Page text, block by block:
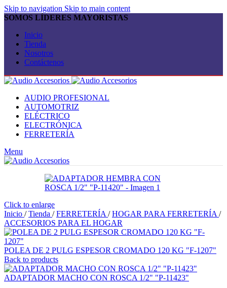
Skip to navigation Skip to main content
SOMOS LÍDERES MAYORISTAS
Inicio
Tienda
Nosotros
Contáctenos
AUDIO PROFESIONAL
AUTOMOTRIZ
ELÉCTRICO
ELECTRÓNICA
FERRETERÍA
Menu
Click to enlarge
Inicio / Tienda / FERRETERÍA / HOGAR PARA FERRETERÍA /
ACCESORIOS PARA EL HOGAR
POLEA DE 2 PULG ESPESOR CROMADO 120 KG "F-1207"
Back to products
ADAPTADOR MACHO CON ROSCA 1/2" "P-11423"